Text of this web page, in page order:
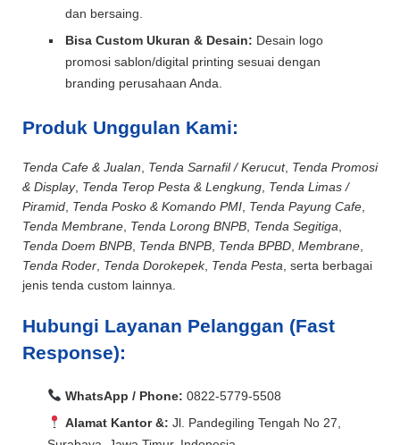
dan bersaing.
Bisa Custom Ukuran & Desain: Desain logo
promosi sablon/digital printing sesuai dengan
branding perusahaan Anda.
Produk Unggulan Kami:
Tenda Cafe & Jualan Tenda Sarnafil / Kerucut, Tenda Promosi
& Display, Tenda Terop Pesta & Lengkung Tenda Limas /
Piramid Tenda Posko & Komando PMI Tenda Payung Cafe
Tenda Membrane Tenda Lorong BNPB Tenda Segitiga
Tenda Doem BNPB Tenda BNPB Tenda BPBD Membrane
Tenda Roder Tenda Dorokepek, Tenda Pesta , serta berbagai
jenis tenda custom lainnya.
Hubungi Layanan Pelanggan (Fast
Response):
WhatsApp / Phone: 0822-5779-5508
Alamat Kantor &: Jl. Pandegiling Tengah No 27,